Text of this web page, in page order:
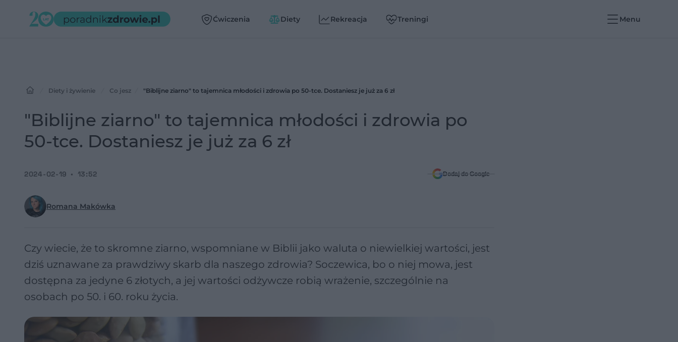
Ćwiczenia Diety Rekreacja Treningi Menu
Diety i żywienie Co jesz "Biblijne ziarno" to tajemnica młodości i zdrowia po 50-tce. Dostaniesz je już za 6 zł
"Biblijne ziarno" to tajemnica młodości i zdrowia po
50-tce. Dostaniesz je już za 6 zł
Romana Makówka
2024-02-19 13:52 Dodaj do Google
Czy wiecie, że to skromne ziarno, wspomniane w Biblii jako waluta o niewielkiej wartości, jest
dziś uznawane za prawdziwy skarb dla naszego zdrowia? Soczewica, bo o niej mowa, jest
dostępna za jedyne 6 złotych, a jej wartości odżywcze robią wrażenie, szczególnie na
osobach po 50. i 60. roku życia.